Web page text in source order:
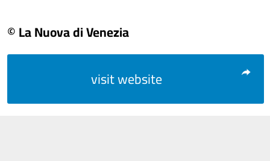
© La Nuova di Venezia
visit website